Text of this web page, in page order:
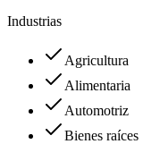
Industrias
Agricultura
Alimentaria
Automotriz
Bienes raíces